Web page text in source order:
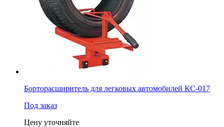
Борторасширитель для легковых автомобилей КС-017
Под заказ
Цену уточняйте